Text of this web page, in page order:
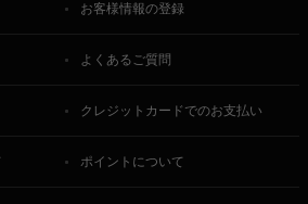
お客様情報の登録
よくあるご質問
クレジットカードでのお支払い
ポイントについて